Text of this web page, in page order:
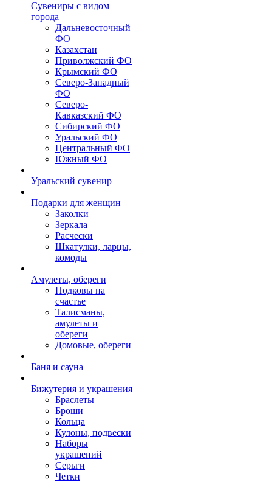
Сувениры с видом
города
Дальневосточный
ФО
Казахстан
Приволжский ФО
Крымский ФО
Северо-Западный
ФО
Северо-
Кавказский ФО
Сибирский ФО
Уральский ФО
Центральный ФО
Южный ФО
Уральский сувенир
Подарки для женщин
Заколки
Зеркала
Расчески
Шкатулки, ларцы,
комоды
Амулеты, обереги
Подковы на
счастье
Талисманы,
амулеты и
обереги
Домовые, обереги
Баня и сауна
Бижутерия и украшения
Браслеты
Броши
Кольца
Кулоны, подвески
Наборы
украшений
Серьги
Четки